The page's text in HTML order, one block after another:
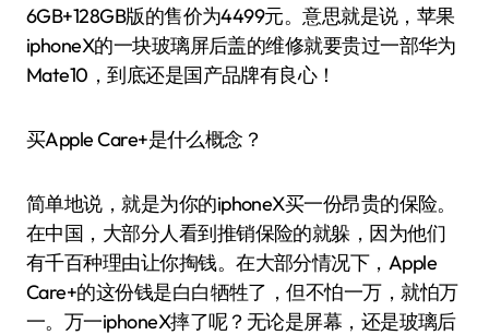
6GB+128GB版的售价为4499元。意思就是说，苹果
iphoneX的一块玻璃屏后盖的维修就要贵过一部华为
Mate10，到底还是国产品牌有良心！
买Apple Care+是什么概念？
简单地说，就是为你的iphoneX买一份昂贵的保险。
在中国，大部分人看到推销保险的就躲，因为他们
有千百种理由让你掏钱。在大部分情况下，Apple
Care+的这份钱是白白牺牲了，但不怕一万，就怕万
一。万一iphoneX摔了呢？无论是屏幕，还是玻璃后